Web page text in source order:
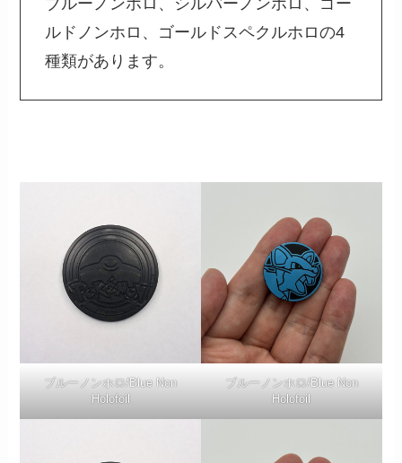
ルドノンホロ、ゴールドスペクルホロの4
種類があります。
ブルーノンホロ/Blue Non
Holofoil
ブルーノンホロ/Blue Non
Holofoil